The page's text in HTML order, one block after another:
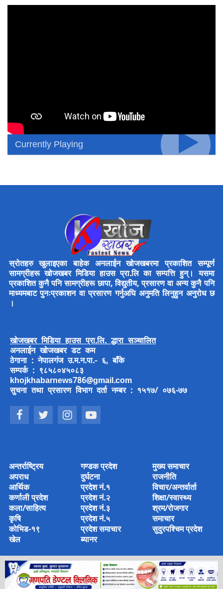
Currently Playing
स्रोतहरु खुलाइएका बाहेक अनलाईन खोजखबरमा प्रकाशित सम्पूर्ण
सामग्रीहरू खोजखबर मिडिया हाउस प्रा.लि का सम्पत्ति हुन्। यसमा
प्रकाशित कुनै पनि सामग्रीहरू छापा, विद्युतीय, प्रसारण वा अन्य कुनै पनि
माध्यमबाट पुनःप्रकाशन वा प्रसारण गर्नुअघि अनुमति लिनुहुन अनुरोध छ
।
खोजखबर मिडिया हाउस प्रा.लि. द्धारा सञ्चालित
अनलाईन खोजखबर डट कम
ठेगाना : नेपालगंज उ.म.न.पा.- ६, बाँके
सम्पर्क : ९८५८०४५०८३
khojkhabarnews786@gmail.com
सुचना तथा प्रसारण विभाग दर्ता नम्बर : १५१७/ ०७६-७७
अन्तर्राष्ट्रिय
अपराध
आर्थिक
कर्णाली प्रदेश
कला/साहित्य
कृषि
कोभिड-१९
खेल
गण्डक प्रदेश
दुर्घटना
प्रदेश नं.१
प्रदेश नं.२
प्रदेश नं.३
प्रदेश नं.५
प्रदेश समाचार
ब्यानर
मुख्य समाचार
राजनीति
विचार/अन्तर्वार्ता
शिक्षा/स्वास्थ्य
श्रम/रोजगार
समाचार
सुदुरपश्चिम प्रदेश
© 2022 Copyright © 2022 khoj khabar Media House Pvt Ltd